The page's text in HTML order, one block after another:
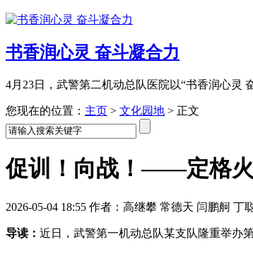
书香润心灵 奋斗凝合力
4月23日，武警第二机动总队医院以“书香润心灵
您现在的位置： 主页 > 文化园地 > 正文
促训！向战！——定格火
2026-05-04 18:55 作者：高继攀 常德天 闫鹏舸 丁
导读： 近日，武警第一机动总队某支队隆重举办